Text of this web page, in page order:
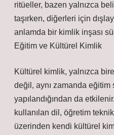
ritüeller, bazen yalnızca
taşırken, diğerleri için
anlamda bir kimlik inşası
Eğitim ve Kültürel Kimlik
Kültürel kimlik, yalnızca
değil, aynı zamanda eğitim
yapılandığından da
kullanılan dil, öğretim
üzerinden kendi kültürel